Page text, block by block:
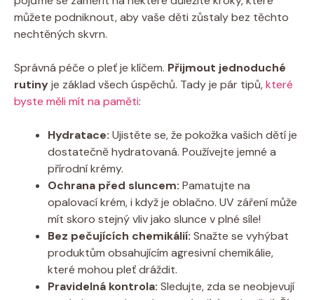
můžete podniknout, aby vaše děti zůstaly bez těchto
nechtěných skvrn.
Správná péče o pleť je klíčem. Přijmout jednoduché
rutinyje základ všech úspěchů. Tady je pár tipů,které
byste měli mít na paměti:
Hydratace: Ujistěte se, že pokožka vašich dětí je
dostatečně hydratovaná. Používejte jemné a
přírodní krémy.
Ochrana před sluncem: Pamatujte na
opalovací krém, i když je oblačno. UV záření může
mít skoro stejný vliv jako slunce v plné síle!
Bez pečujících chemikálií: Snažte se vyhýbat
produktům obsahujícím agresivní chemikálie,
které mohou pleť dráždit.
Pravidelná kontrola: Sledujte, zda se neobjevují